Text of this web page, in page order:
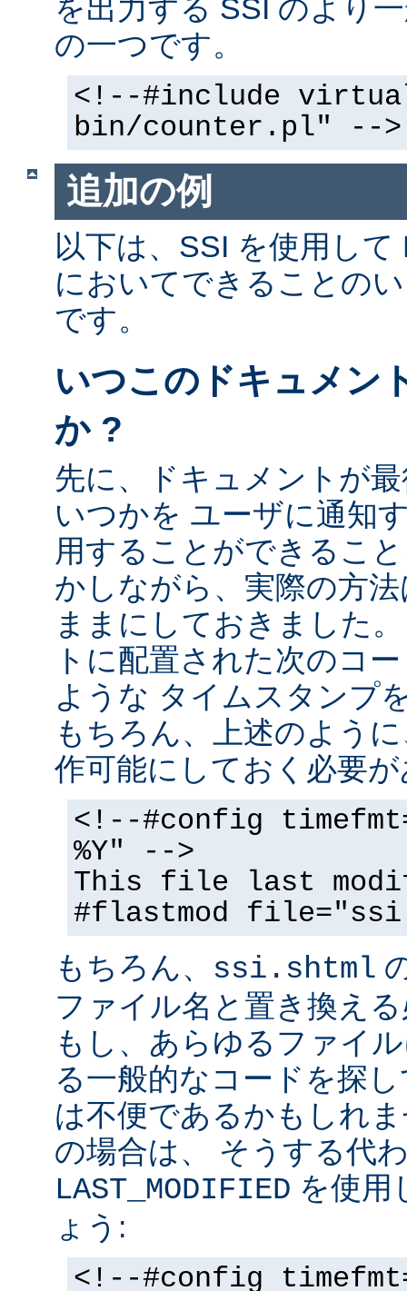
を出力する SSI のより
の一つです。
<!--#include
bin/counter.pl" -->
追加の例
以下は、SSI を使用し
においてできることの
です。
いつこのドキュメン
か ?
先に、ドキュメントが
いつかを ユーザに通知
用することができるこ
かしながら、実際の方
ままにしておきました
トに配置された次のコ
ような タイムスタンプ
もちろん、上述のよう
作可能にしておく必要
<!--#config
%Y" -->
This file last
#flastmod
もちろん、 ssi.shtml
ファイル名と置き換え
もし、あらゆるファイ
る一般的なコードを探
は不便であるかもしれ
の場合は、 そうする代
LAST_MODIFIED を使用
ょう:
<!--#config